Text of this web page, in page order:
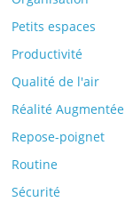
Petits espaces
Productivité
Qualité de l'air
Réalité Augmentée
Repose-poignet
Routine
Sécurité